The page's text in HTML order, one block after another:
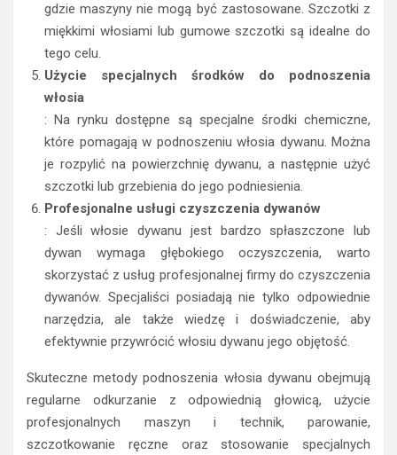
gdzie maszyny nie mogą być zastosowane. Szczotki z
miękkimi włosiami lub gumowe szczotki są idealne do
tego celu.
Użycie specjalnych środków do podnoszenia
włosia
: Na rynku dostępne są specjalne środki chemiczne,
które pomagają w podnoszeniu włosia dywanu. Można
je rozpylić na powierzchnię dywanu, a następnie użyć
szczotki lub grzebienia do jego podniesienia.
Profesjonalne usługi czyszczenia dywanów
: Jeśli włosie dywanu jest bardzo spłaszczone lub
dywan wymaga głębokiego oczyszczenia, warto
skorzystać z usług profesjonalnej firmy do czyszczenia
dywanów. Specjaliści posiadają nie tylko odpowiednie
narzędzia, ale także wiedzę i doświadczenie, aby
efektywnie przywrócić włosiu dywanu jego objętość.
Skuteczne metody podnoszenia włosia dywanu obejmują
regularne odkurzanie z odpowiednią głowicą, użycie
profesjonalnych maszyn i technik, parowanie,
szczotkowanie ręczne oraz stosowanie specjalnych